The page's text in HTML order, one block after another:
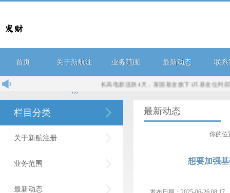
首页 关于新航注
册
业务范围 最新动态 联系
长高电新连跌4天，富国基金旗下1只基金位列前十
栏目分类
关于新航注册
业务范围
最新动态
最新动态
你的位
想要加强